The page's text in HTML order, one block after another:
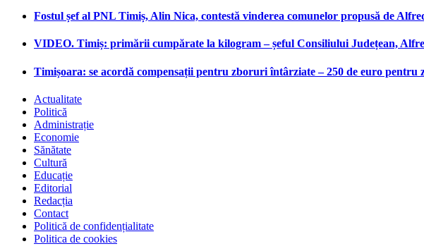
Fostul șef al PNL Timiș, Alin Nica, contestă vinderea comunelor propusă de
VIDEO. Timiș: primării cumpărate la kilogram – șeful Consiliului Județean,
Timișoara: se acordă compensații pentru zboruri întârziate – 250 de euro pentru
Actualitate
Politică
Administrație
Economie
Sănătate
Cultură
Educație
Editorial
Redacția
Contact
Politică de confidențialitate
Politica de cookies